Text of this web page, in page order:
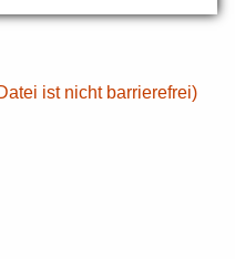
ist nicht barrierefrei)